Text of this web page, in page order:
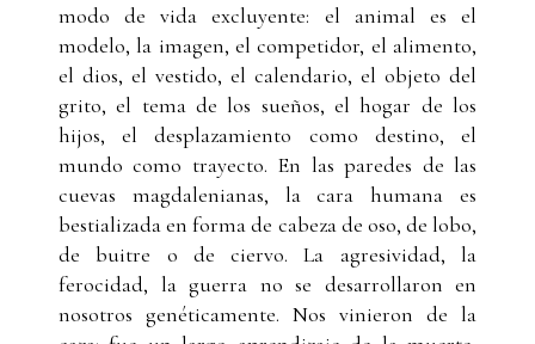
modo de vida excluyente: el animal es el
modelo, la imagen, el competidor, el alimento,
el dios, el vestido, el calendario, el objeto del
grito, el tema de los sueños, el hogar de los
hijos, el desplazamiento como destino, el
mundo como trayecto. En las paredes de las
cuevas magdalenianas, la cara humana es
bestializada en forma de cabeza de oso, de lobo,
de buitre o de ciervo. La agresividad, la
ferocidad, la guerra no se desarrollaron en
nosotros genéticamente. Nos vinieron de la